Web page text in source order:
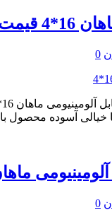
فروش
0
خیالی آسوده محصول
ماهان
0